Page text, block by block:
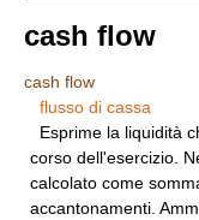
cash flow
cash flow
flusso di cassa
Esprime la liquidità
corso dell'esercizio.
calcolato come
accantonamenti.